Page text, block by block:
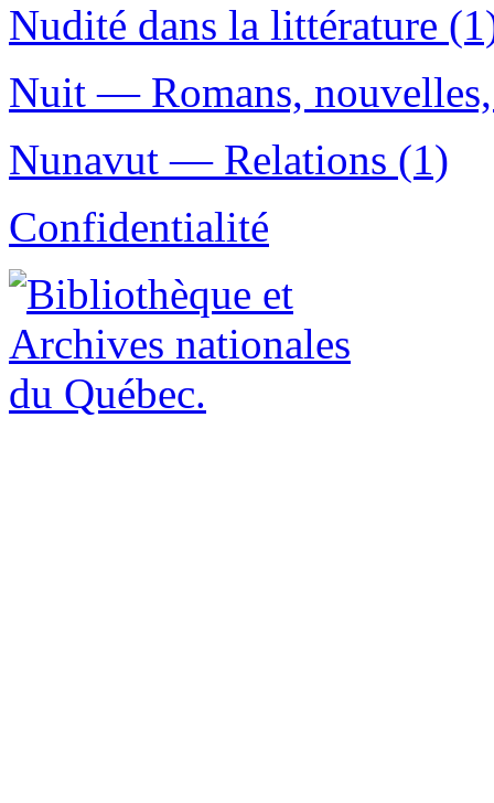
Nudité dans la littérature
Nuit — Romans,
Nunavut — Relations (1)
Confidentialité